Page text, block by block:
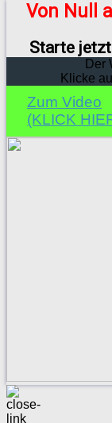
Von Null
Starte
Der
Klicke
Zum Video
(KLICK